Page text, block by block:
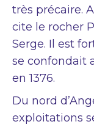
très précaire.
cite le rocher
Serge. Il est
se confondait
en 1376.
Du nord
exploitations